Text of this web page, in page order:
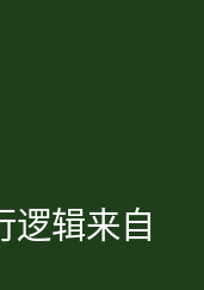
逻辑来自